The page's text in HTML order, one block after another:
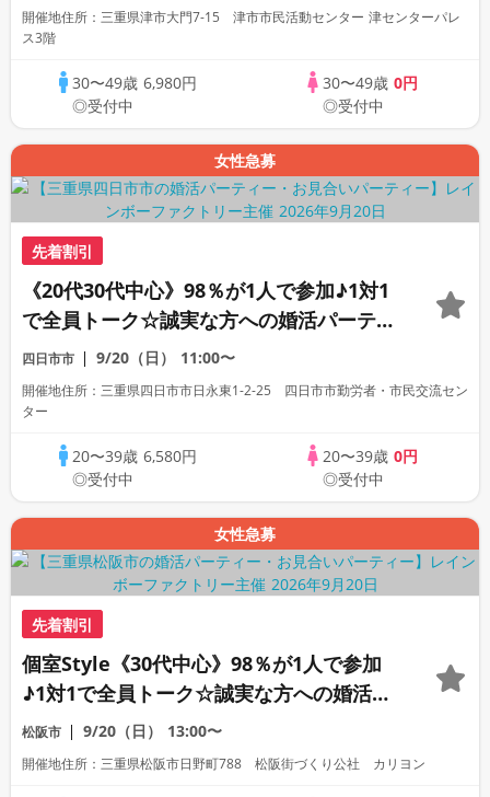
開催地住所：三重県津市大門7-15 津市市民活動センター 津センターパレ
ス3階
30〜49歳 6,980円
◎受付中
30〜49歳 0円
◎受付中
女性急募
先着割引
《20代30代中心》98％が1人で参加♪1対1
で全員トーク☆誠実な方への婚活パーティ
ー
四日市市 9/20（日） 11:00〜
開催地住所：三重県四日市市日永東1-2-25 四日市市勤労者・市民交流セン
ター
20〜39歳 6,580円
◎受付中
20〜39歳 0円
◎受付中
女性急募
先着割引
個室Style《30代中心》98％が1人で参加
♪1対1で全員トーク☆誠実な方への婚活パ
ーティー
松阪市 9/20（日） 13:00〜
開催地住所：三重県松阪市日野町788 松阪街づくり公社 カリヨン